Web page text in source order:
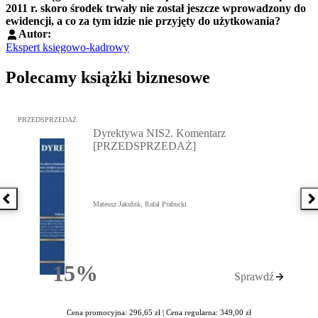
2011 r. skoro środek trwały nie został jeszcze wprowadzony do
ewidencji, a co za tym idzie nie przyjęty do użytkowania?
Autor:
Ekspert księgowo-kadrowy
Polecamy książki biznesowe
Poprzednia książka
Przejdź do: Dyrektywa NIS2. Komentarz [PRZEDSPRZEDAŻ],
PRZEDSPRZEDAŻ
15%Rabatu
Dyrektywa NIS2. Komentarz
[PRZEDSPRZEDAŻ]
Mateusz Jakubik, Rafał Prabucki
Sprawdź
Cena promocyjna: 296,65 zł | Cena regularna: 349,00 zł